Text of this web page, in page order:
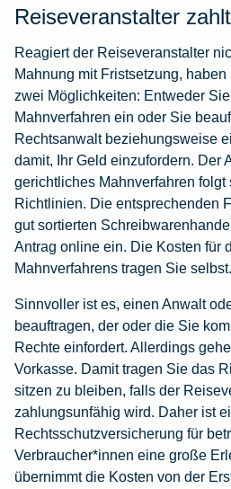
Reiseveranstalter
Reagiert der Reiseveranstalter
Mahnung mit Fristsetzung,
zwei Möglichkeiten: Entweder
Mahnverfahren ein oder Sie
Rechtsanwalt beziehungsweise
damit, Ihr Geld einzufordern. Der
gerichtliches Mahnverfahren folgt
Richtlinien. Die entsprechenden
gut sortierten
Antrag online ein. Die Kosten für
Mahnverfahrens tragen Sie selbst.
Sinnvoller ist es, einen Anwalt
beauftragen, der oder die Sie
Rechte einfordert. Allerdings
Vorkasse. Damit tragen Sie das
sitzen zu bleiben, falls der
zahlungsunfähig wird. Daher ist
Rechtsschutzversicherung für
Verbraucher*innen eine große
übernimmt die Kosten von der